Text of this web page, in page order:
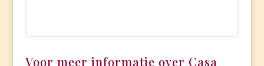
Voor meer informatie over Casa